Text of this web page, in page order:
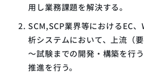
用し業務課題を解決する。
SCM,SCP業界等におけるEC
析システムにおいて、上流（要
～試験までの開発・構築を行
推進を行う。